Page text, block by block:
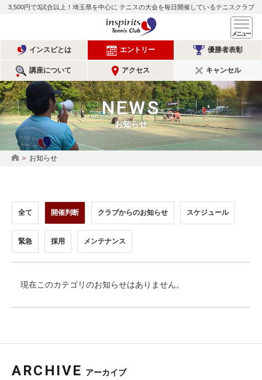
3,500円で3試合以上！埼玉県を中心に テニスの大会を毎日開催しているテニスクラブ
インスピリッツテニスクラ
インスピとは エントリー 優勝者表彰
講座について アクセス キャンセル
NEWS
お知らせ
HOMEお知らせ
全て 開催判断 クラブからのお知らせ スケジュール
緊急 採用 メンテナンス
現在このカテゴリのお知らせはありません。
ARCHIVE アーカイブ